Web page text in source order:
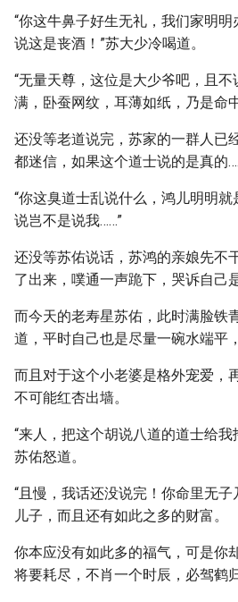
“你这牛鼻子好生无礼，我们家明
说这是丧酒！”苏大少冷喝道。
“无量天尊，这位是大少爷吧，且
满，卧蚕网纹，耳薄如纸，乃是命
还没等老道说完，苏家的一群人已
都迷信，如果这个道士说的是真的
“你这臭道士乱说什么，鸿儿明明
说岂不是说我……”
还没等苏佑说话，苏鸿的亲娘先不
了出来，噗通一声跪下，哭诉自己
而今天的老寿星苏佑，此时满脸铁
道，平时自己也是尽量一碗水端平
而且对于这个小老婆是格外宠爱，
不可能红杏出墙。
“来人，把这个胡说八道的道士给
苏佑怒道。
“且慢，我话还没说完！你命里无
儿子，而且还有如此之多的财富。
你本应没有如此多的福气，可是你
将要耗尽，不肖一个时辰，必驾鹤